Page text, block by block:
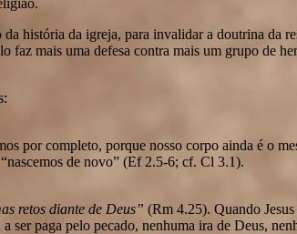
história da igreja, para invalidar a doutrina da
mais uma defesa contra mais um grupo de
por completo, porque nosso corpo ainda é o
de novo” (Ef 2.5-6; cf. Cl 3.1).
retos diante de Deus” (Rm 4.25). Quando
ser paga pelo pecado, nenhuma ira de Deus,